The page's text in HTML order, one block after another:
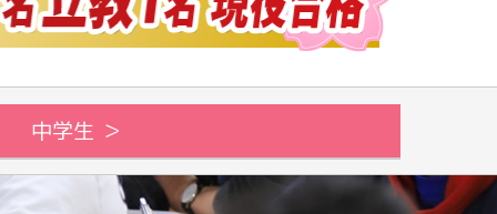
中学生 ＞